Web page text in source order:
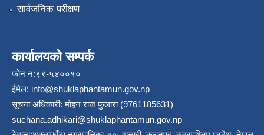
सार्वजनिक परीक्षण
कार्यालयको सम्पर्क
फोन न:९९-५४००१०
ईमेल: info@shuklaphantamun.gov.np
सूचना अधिकारी: मोहन राज फुलारा (9761185631)
suchana.adhikari@shuklaphantamun.gov.np